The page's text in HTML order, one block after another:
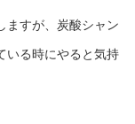
ますが、炭酸シャン
いる時にやると気持